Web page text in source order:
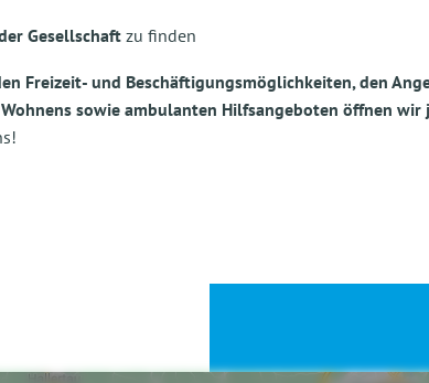
Gesellschaftzu finden
Freizeit- und Beschäftigungsmöglichkeiten, den
sowie ambulanten Hilfsangeboten öffnen wir